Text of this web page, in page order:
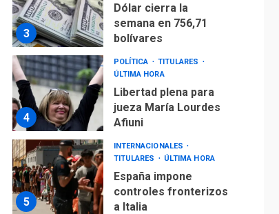
3
Dólar cierra la
semana en 756,71
bolívares
4
POLÍTICA
TITULARES
ÚLTIMA HORA
Libertad plena para
jueza María Lourdes
Afiuni
5
INTERNACIONALES
TITULARES
ÚLTIMA HORA
España impone
controles fronterizos
a Italia